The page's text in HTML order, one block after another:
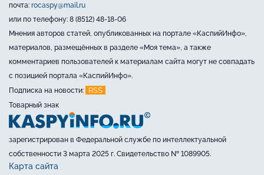
почта: rocaspy@mail.ru
или по телефону: 8 (8512) 48-18-06
Мнения авторов статей, опубликованных на портале «КаспийИнфо»,
материалов, размещённых в разделе «Моя тема», а также
комментариев пользователей к материалам сайта могут не совпадать
с позицией портала «КаспийИнфо».
Подписка на новости:
RSS
Товарный знак
зарегистрирован в Федеральной службе по интеллектуальной
собственности 3 марта 2025 г. Свидетельство № 1089905.
Карта сайта